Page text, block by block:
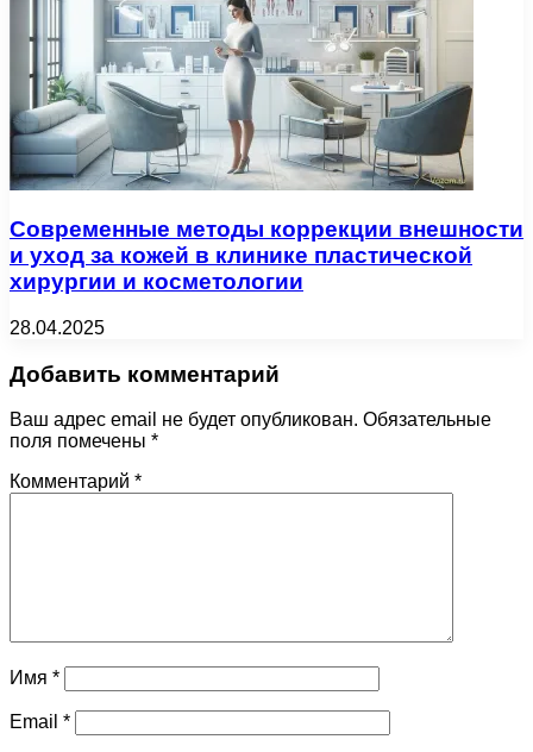
Современные методы коррекции внешности
и уход за кожей в клинике пластической
хирургии и косметологии
28.04.2025
Добавить комментарий
Ваш адрес email не будет опубликован. Обязательные
поля помечены *
Комментарий *
Имя *
Email *